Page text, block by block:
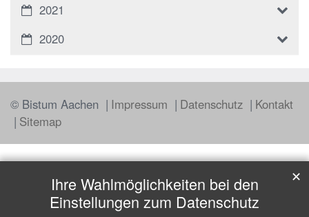
2021
2020
© Bistum Aachen Impressum Datenschutz
Kontakt
Sitemap
Ihre Wahlmöglichkeiten bei den
Einstellungen zum Datenschutz
✕